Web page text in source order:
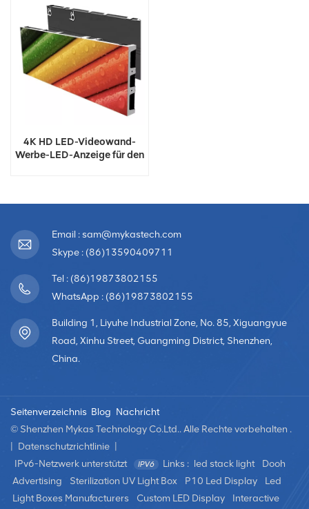
4K HD LED-Videowand-
Werbe-LED-Anzeige für den
Email : sam@mykastech.com
Skype : (86)13590409711
Tel : (86)19873802155
WhatsApp : (86)19873802155
Building 1, Liyuhe Industrial Zone, No. 85, Xiguangyue
Road, Xinhu Street, Guangming District, Shenzhen,
China.
Seitenverzeichnis Blog Nachricht
© Shenzhen Mykas Technology Co.Ltd.. Alle Rechte vorbehalten .
Datenschutzrichtlinie
IPv6-Netzwerk unterstützt
Links : led stack light
Dooh
Advertising
Sterilization UV Light Box P10 Led Display
Led
Light Boxes Manufacturers
Custom LED Display Interactive